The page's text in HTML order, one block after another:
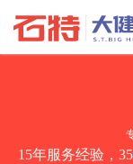
15年服务经验，